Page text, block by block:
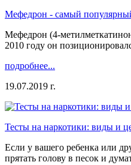
Мефедрон - самый
Мефедрон (4-
2010 году он
подробнее...
19.07.2019 г.
Тесты на наркотики: виды и
Если у вашего ребенка или
прятать голову в песок и